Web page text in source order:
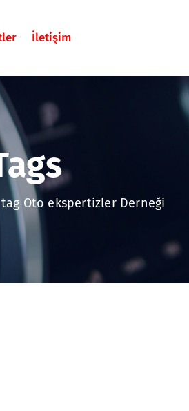
İletişim
Oto ekspertizler Derneği